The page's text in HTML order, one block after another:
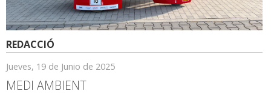
REDACCIÓ
Jueves, 19 de Junio de 2025
MEDI AMBIENT